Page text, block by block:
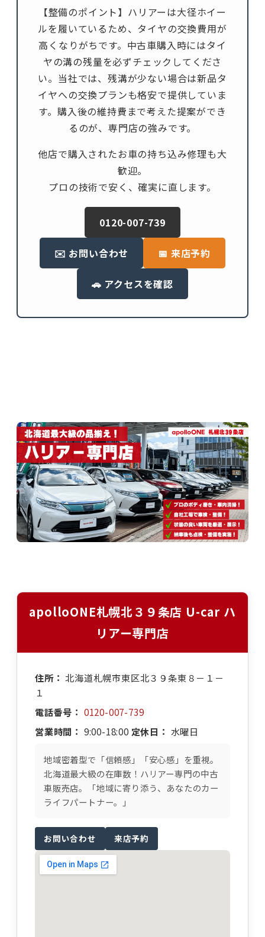
【整備のポイント】ハリアーは大径ホイー
ルを履いているため、タイヤの交換費用が
高くなりがちです。中古車購入時にはタイ
ヤの溝の残量を必ずチェックしてくださ
い。当社では、残溝が少ない場合は新品タ
イヤへの交換プランも格安で提供していま
す。購入後の維持費まで考えた提案ができ
るのが、専門店の強みです。
他店で購入されたお車の持ち込み修理も大
歓迎。
プロの技術で安く、確実に直します。
0120-007-739
✉️ お問い合わせ 📅 来店予約
🚗 アクセスを確認
apolloONE札幌北３９条店 U-car ハ
リアー専門店
住所：北海道札幌市東区北３９条東８－１－
１
電話番号： 0120-007-739
営業時間： 9:00-18:00 定休日： 水曜日
地域密着型で「信頼感」「安心感」を重視。
北海道最大級の在庫数！ハリアー専門の中古
車販売店。「地域に寄り添う、あなたのカー
ライフパートナー。」
お問い合わせ 来店予約